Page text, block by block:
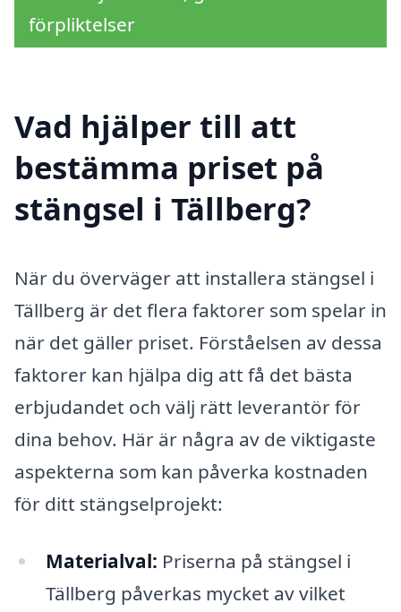
förpliktelser
Vad hjälper till att
bestämma priset på
stängsel i Tällberg?
När du överväger att installera stängsel i
Tällberg är det flera faktorer som spelar in
när det gäller priset. Förståelsen av dessa
faktorer kan hjälpa dig att få det bästa
erbjudandet och välj rätt leverantör för
dina behov. Här är några av de viktigaste
aspekterna som kan påverka kostnaden
för ditt stängselprojekt:
Materialval: Priserna på stängsel i
Tällberg påverkas mycket av vilket